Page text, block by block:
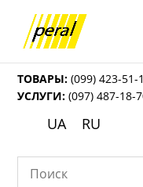
ТОВАРЫ: (099) 423-51-
УСЛУГИ: (097) 487-18-
UA RU